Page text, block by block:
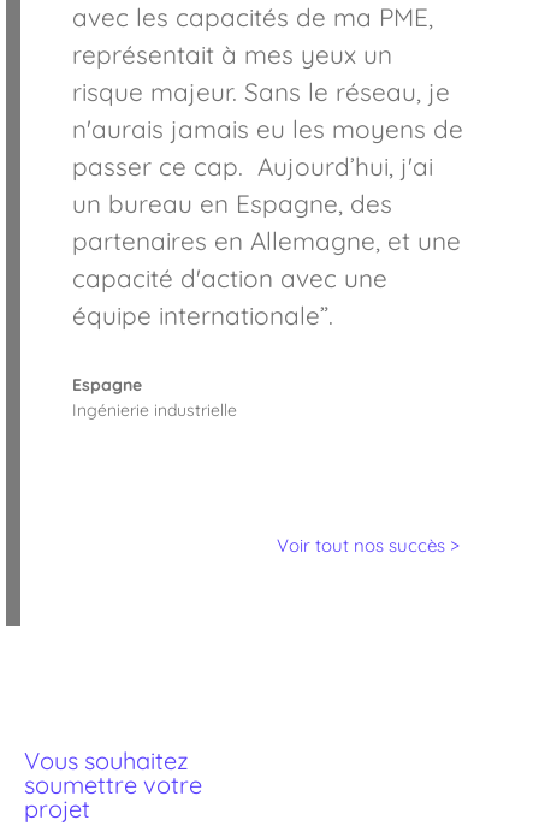
avec les capacités de ma PME,
représentait à mes yeux un
risque majeur. Sans le réseau, je
n'aurais jamais eu les moyens de
passer ce cap. Aujourd’hui, j'ai
un bureau en Espagne, des
partenaires en Allemagne, et une
capacité d'action avec une
équipe internationale”.
Espagne
Ingénierie industrielle
Voir tout nos succès >
Vous souhaitez
soumettre votre
projet